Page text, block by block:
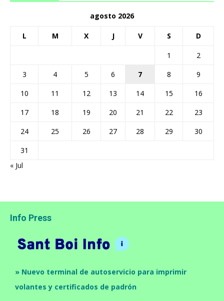
agosto 2026
L M X J V S D
1
2
3
4 5 6 7 8
9
10
11 12 13 14 15
16
17
18 19 20 21 22
23
24
25 26 27 28 29
30
31
« Jul
Info Press
» Nuevo terminal de autoservicio para imprimir
volantes y certificados de padrón